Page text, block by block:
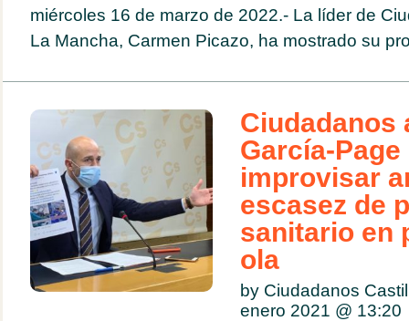
miércoles 16 de marzo de 2022.- La líder de
La Mancha, Carmen Picazo, ha mostrado su
Ciudadanos
García-Page
improvisar
escasez de
sanitario en
ola
by Ciudadanos
enero 2021 @ 13:20